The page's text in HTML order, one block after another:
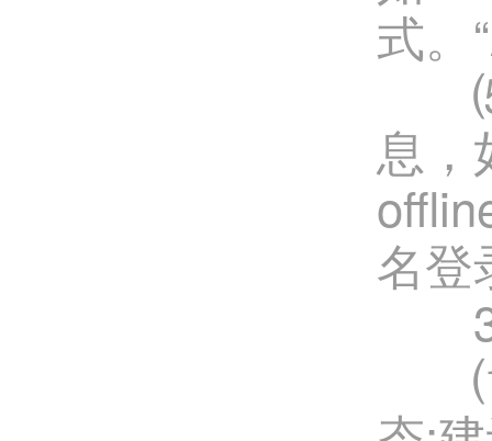
式。
息，
名登
3